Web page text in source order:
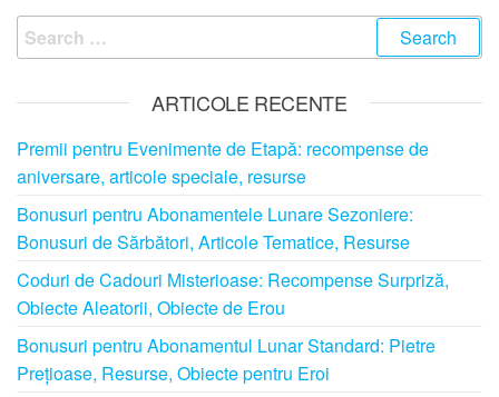
Search
for:
ARTICOLE RECENTE
Premii pentru Evenimente de Etapă: recompense de
aniversare, articole speciale, resurse
Bonusuri pentru Abonamentele Lunare Sezoniere:
Bonusuri de Sărbători, Articole Tematice, Resurse
Coduri de Cadouri Misterioase: Recompense Surpriză,
Obiecte Aleatorii, Obiecte de Erou
Bonusuri pentru Abonamentul Lunar Standard: Pietre
Prețioase, Resurse, Obiecte pentru Eroi